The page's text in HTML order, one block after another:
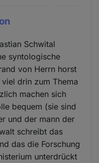
Schwital
syntologische
von Herrn horst
drin zum Thema
machen sich
bequem (sie sind
und der mann der
schreibt das
das die Forschung
unterdrückt